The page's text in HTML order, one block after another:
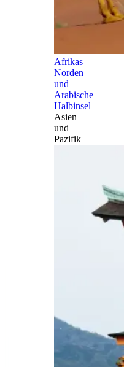
Afrikas
Norden
und
Arabische
Halbinsel
Asien
und
Pazifik